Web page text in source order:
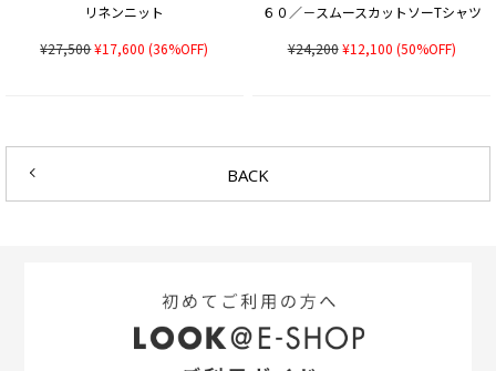
リネンニット
¥27,500¥17,600 (36%OFF)
６０／－スムースカットソーTシャツ
¥24,200¥12,100 (50%OFF)
BACK